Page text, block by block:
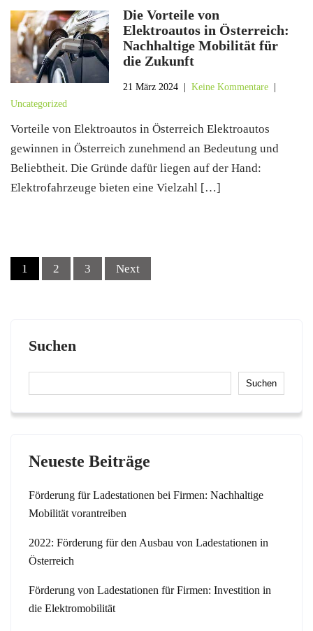
Die Vorteile von
Elektroautos in Österreich:
Nachhaltige Mobilität für
die Zukunft
21 März 2024 |Keine Kommentare
Uncategorized
Vorteile von Elektroautos in Österreich Elektroautos
gewinnen in Österreich zunehmend an Bedeutung und
Beliebtheit. Die Gründe dafür liegen auf der Hand:
Elektrofahrzeuge bieten eine Vielzahl […]
Posts
navigation
1 2 3 Next
Suchen
Suchen
Neueste Beiträge
Förderung für Ladestationen bei Firmen: Nachhaltige
Mobilität vorantreiben
2022: Förderung für den Ausbau von Ladestationen in
Österreich
Förderung von Ladestationen für Firmen: Investition in
die Elektromobilität